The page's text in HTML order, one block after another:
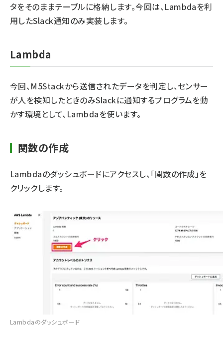
タをそのままテーブルに格納します。今回は、Lambdaを利
用したSlack通知のみ実装します。
Lambda
今回、M5Stackから送信されたデータを判定し、センサー
が人を検知したときのみSlackに通知するプログラムを動
かす環境として、Lambdaを使います。
関数の作成
Lambdaのダッシュボードにアクセスし、「関数の作成」を
クリックします。
Lambdaのダッシュボード